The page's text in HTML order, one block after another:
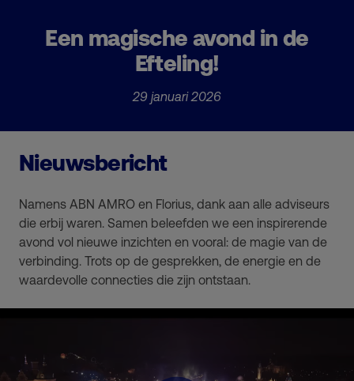
Een magische avond in de
Efteling!
29 januari 2026
Nieuwsbericht
Namens ABN AMRO en Florius, dank aan alle adviseurs
die erbij waren. Samen beleefden we een inspirerende
avond vol nieuwe inzichten en vooral: de magie van de
verbinding. Trots op de gesprekken, de energie en de
waardevolle connecties die zijn ontstaan.